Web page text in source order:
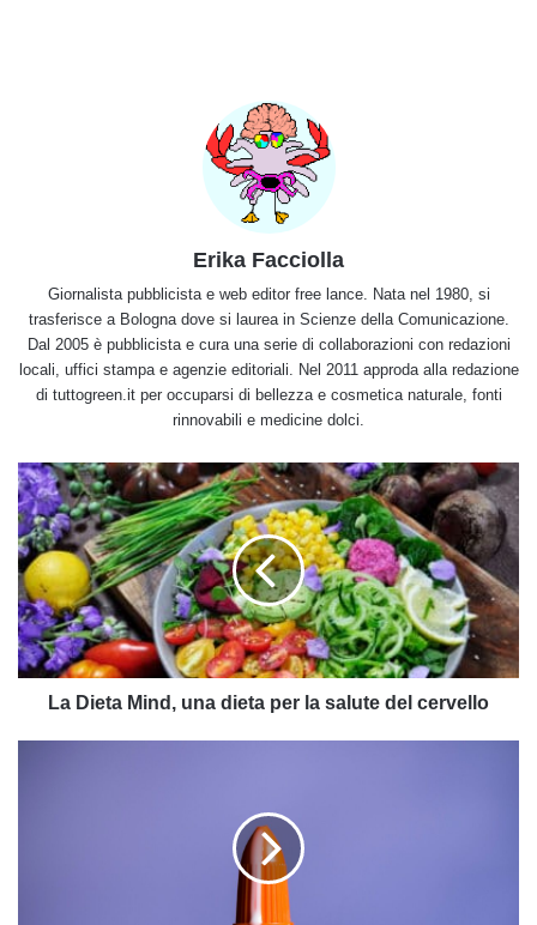
Erika Facciolla
Giornalista pubblicista e web editor free lance. Nata nel 1980, si
trasferisce a Bologna dove si laurea in Scienze della Comunicazione.
Dal 2005 è pubblicista e cura una serie di collaborazioni con redazioni
locali, uffici stampa e agenzie editoriali. Nel 2011 approda alla redazione
di tuttogreen.it per occuparsi di bellezza e cosmetica naturale, fonti
rinnovabili e medicine dolci.
La
Dieta
Mind,
una
dieta
per
la
salute
del
cervelloLa Dieta Mind, una dieta per la salute del cervello